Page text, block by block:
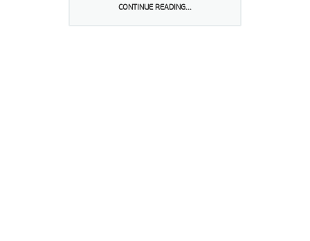
comunidades e do bem comum universal. O homem, a pessoa,
CONTINUE READING...